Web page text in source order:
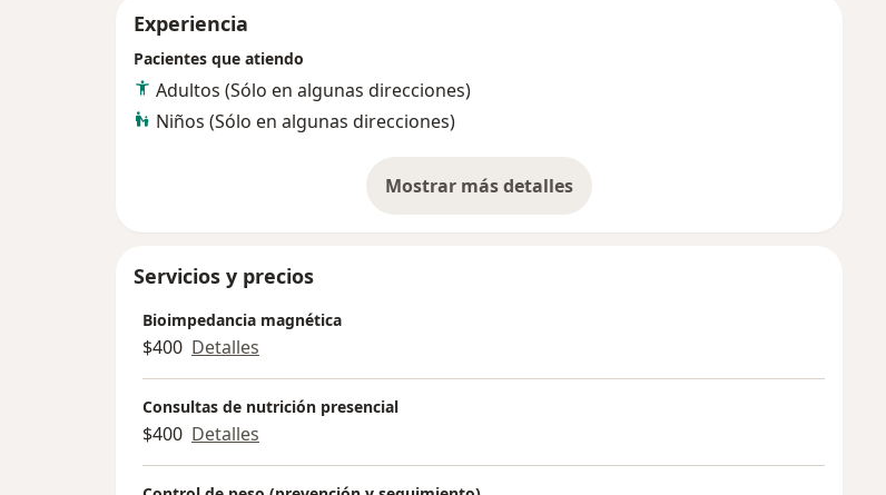
Experiencia
Pacientes que atiendo
Adultos (Sólo en algunas direcciones)
Niños (Sólo en algunas direcciones)
Mostrar más detalles
sobre la experiencia
Servicios y precios
Bioimpedancia magnética
$400 Detalles
Consultas de nutrición presencial
$400 Detalles